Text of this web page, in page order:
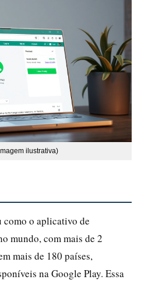
ilustrativa)
como o aplicativo de
mundo, com mais de 2
mais de 180 países,
na Google Play. Essa